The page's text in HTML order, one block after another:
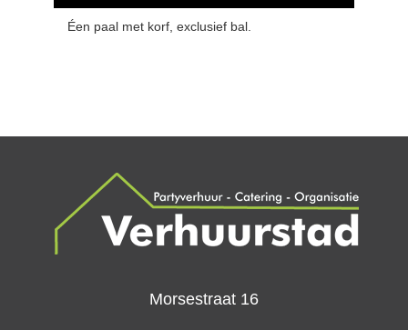
Éen paal met korf, exclusief bal.
Morsestraat 16